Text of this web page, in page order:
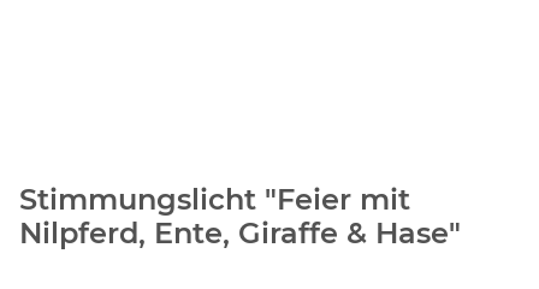
Stimmungslicht "Feier mit
Nilpferd, Ente, Giraffe & Hase"